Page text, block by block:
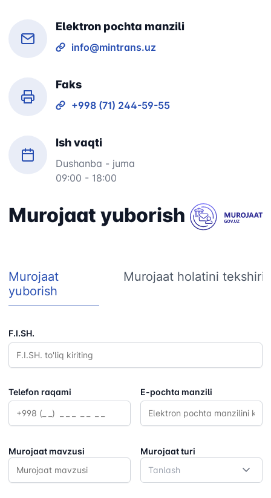
Elektron pochta manzili
info@mintrans.uz
Faks
+998 (71) 244-59-55
Ish vaqti
Dushanba - juma
09:00 - 18:00
Murojaat yuborish
Murojaat
yuborish
Murojaat holatini
F.I.SH.
Telefon raqami E-pochta manzili
Murojaat mavzusi
Murojaat turi
Tanlash